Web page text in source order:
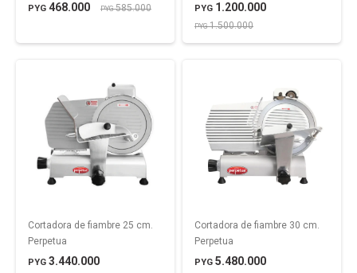
PYG 468.000 PYG585.000 PYG 1.200.000
PYG1.500.000
Cortadora de fiambre 25 cm.
Perpetua
PYG 3.440.000
Cortadora de fiambre 30 cm.
Perpetua
PYG 5.480.000